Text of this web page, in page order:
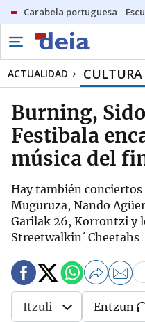
Carabela portuguesa
ACTUALIDAD CULTURA
Burning,
Festibala
música del
Hay también conciertos
Muguruza, Nando
Garilak 26, Korrontzi y
Streetwalkin´ Cheetahs
Itzuli Entzun